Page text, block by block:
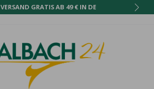
VERSAND GRATIS AB 49 € IN DE